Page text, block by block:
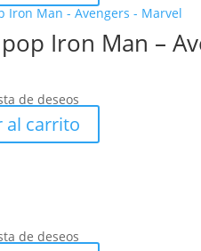
Iron Man –
de deseos
al carrito
de deseos